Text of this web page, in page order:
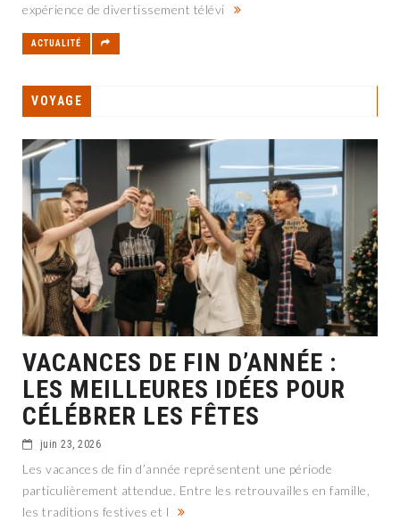
expérience de divertissement télévi
ACTUALITÉ
VOYAGE
VACANCES DE FIN D’ANNÉE :
LES MEILLEURES IDÉES POUR
CÉLÉBRER LES FÊTES
juin 23, 2026
Les vacances de fin d’année représentent une période
particulièrement attendue. Entre les retrouvailles en famille,
les traditions festives et l